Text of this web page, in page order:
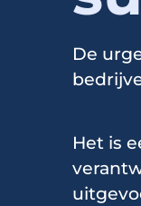
De
Het is